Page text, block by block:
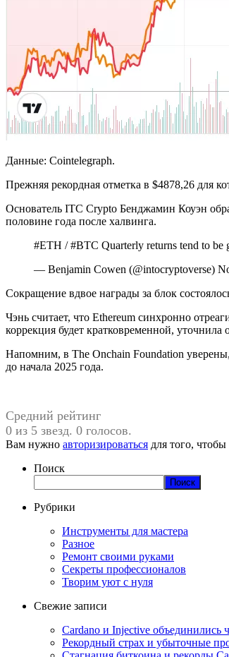
Данные: Cointelegraph.
Прежняя рекордная отметка в $4878,26 для
Основатель ITC Crypto Бенджамин Коуэн
половине года после халвинга.
#ETH / #BTC Quarterly returns tend to
— Benjamin Cowen (@intocryptoverse)
Сокращение вдвое награды за блок
Чэнь считает, что Ethereum синхронно
коррекция будет кратковременной, уточнила
Напомним, в The Onchain Foundation
до начала 2025 года.
Средний рейтинг
0 из 5 звезд. 0 голосов.
Вам нужно авторизироваться для того, чтобы
Поиск
Поиск
Рубрики
Инструменты для мастера
Разное
Ремонт своими руками
Секреты профессионалов
Творим уют с нуля
Свежие записи
Cardano и Injective объединились
Рекордный страх и убыточные